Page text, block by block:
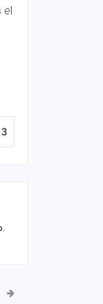
el
3